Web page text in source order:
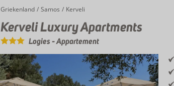
Home
Griekenland Samos Kerveli
Kerveli Luxury Apartments
Kerveli Luxury Apartments
Logies-Appartement